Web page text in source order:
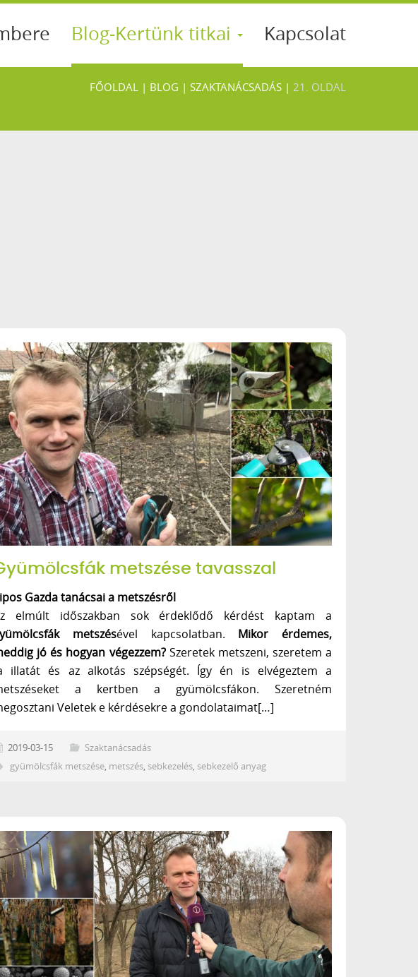
Blog-Kertünk titkai Kapcsolat
FŐOLDAL | BLOG | SZAKTANÁCSADÁS | 21. OLDAL
metszése tavasszal
Gazda tanácsai a metszésről
elmúlt időszakban sok érdeklődő kérdést kaptam a
metszésével kapcsolatban. Mikor érdemes,
jó és hogyan végezzem?Szeretek metszeni, szeretem a
illatát és az alkotás szépségét. Így én is elvégeztem a
a kertben a gyümölcsfákon. Szeretném
Veletek e kérdésekre a gondolataimat[…]
2019-03-15
Szaktanácsadás
gyümölcsfák metszése, metszés, sebkezelés, sebkezelő anyag